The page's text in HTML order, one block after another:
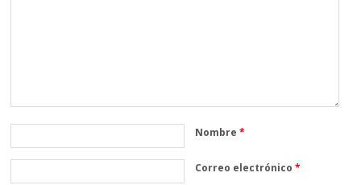
Nombre*
Correo electrónico*